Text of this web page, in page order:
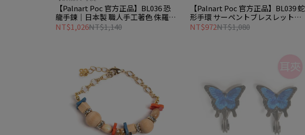
【Palnart Poc 官方正品】BL036 恐
龍手鍊｜日本製 職人手工著色 侏羅紀
恐龍圖鑑 Dinosaur
NT$1,026NT$1,140
【Palnart Poc 官方正品】BL039 蛇
形手環 サーペントブレスレット
Serpents
NT$972NT$1,080